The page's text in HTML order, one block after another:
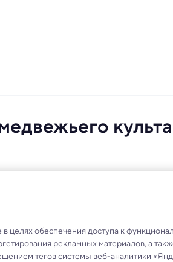
культа
культурного обмена
обеспечения доступа к
рекламных материалов, а
тегов системы веб-аналитики